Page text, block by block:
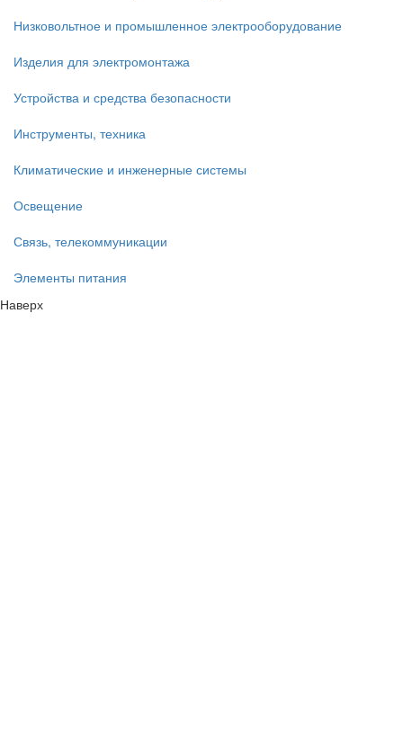
Низковольтное и промышленное электрооборудование
Изделия для электромонтажа
Устройства и средства безопасности
Инструменты, техника
Климатические и инженерные системы
Освещение
Связь, телекоммуникации
Элементы питания
Наверх